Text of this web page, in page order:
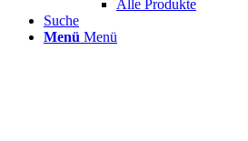
Alle Produkte
Suche
Menü Menü